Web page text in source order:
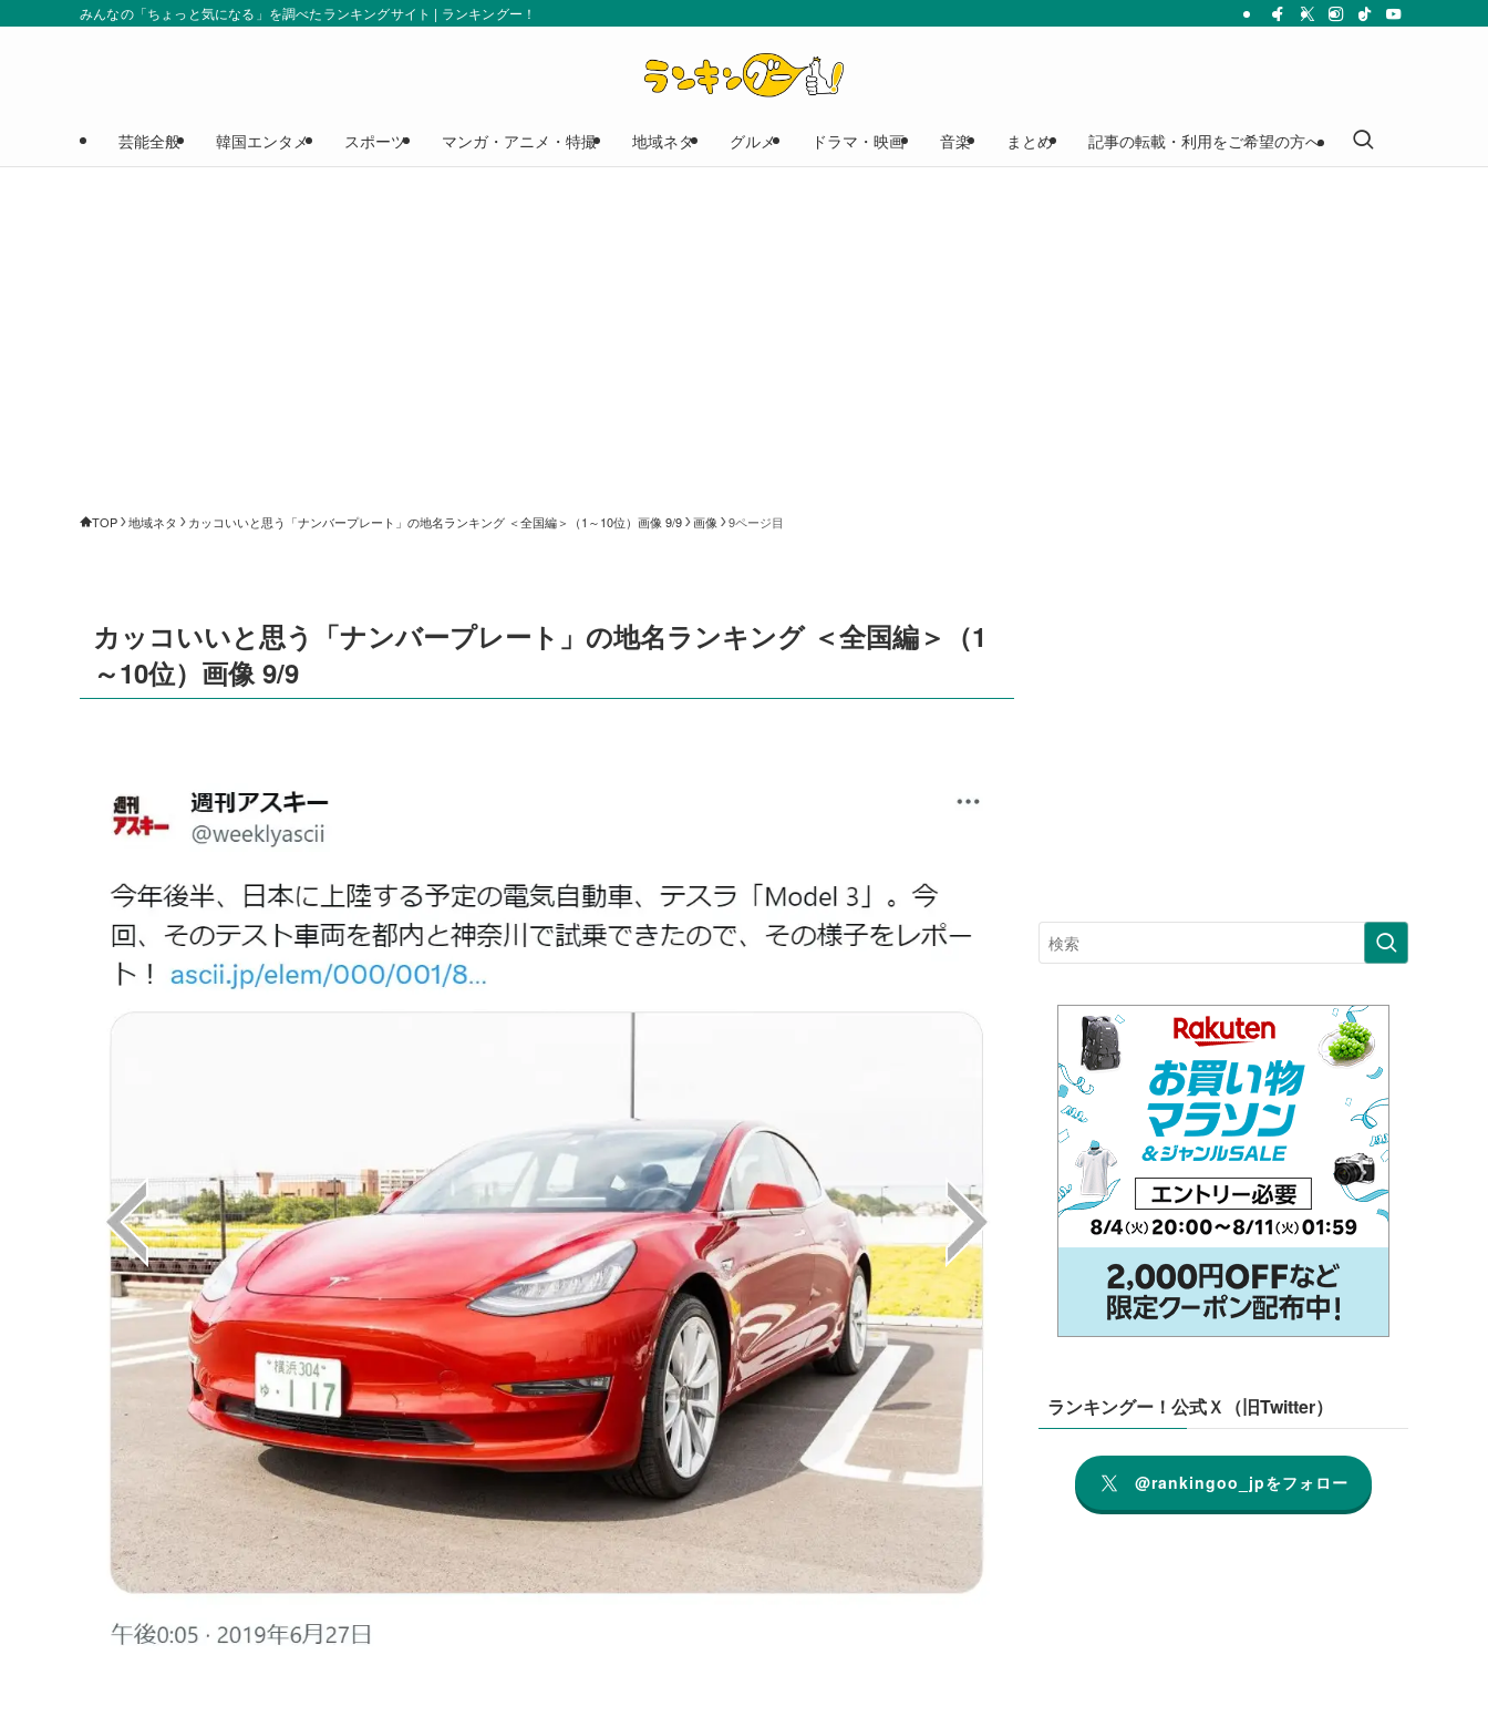
みんなの「ちょっと気になる」を調べたランキングサイト | ランキングー！
芸能全般 韓国エンタメ スポーツ マンガ・アニメ・特撮 地域ネタ グルメ ドラマ・映画 音楽 まとめ 記事の転載・利用をご希望の方へ
TOP 地域ネタ カッコいいと思う「ナンバープレート」の地名ランキング ＜全国編＞（1～10位）画像 9/9 画像 9ページ目
カッコいいと思う「ナンバープレート」の地名ランキング ＜全国編＞（1
～10位）画像 9/9
ランキングー！公式Ｘ（旧Twitter）
@rankingoo_jpをフォロー